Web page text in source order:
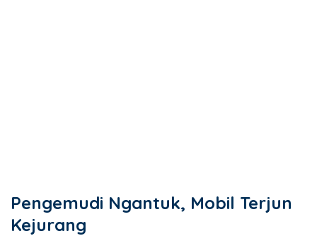
Pengemudi Ngantuk, Mobil Terjun
Kejurang